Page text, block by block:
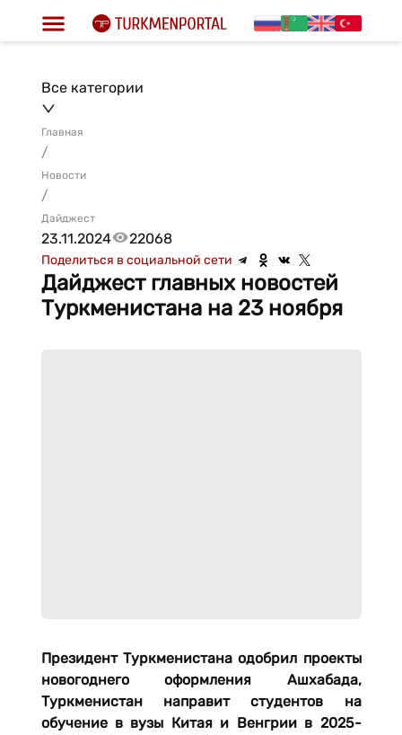
Все категории
Главная
/
Новости
/
Дайджест
23.11.2024 22068
Поделиться в социальной сети
Дайджест главных новостей
Туркменистана на 23 ноября
Президент Туркменистана одобрил проекты
новогоднего оформления Ашхабада,
Туркменистан направит студентов на
обучение в вузы Китая и Венгрии в 2025-